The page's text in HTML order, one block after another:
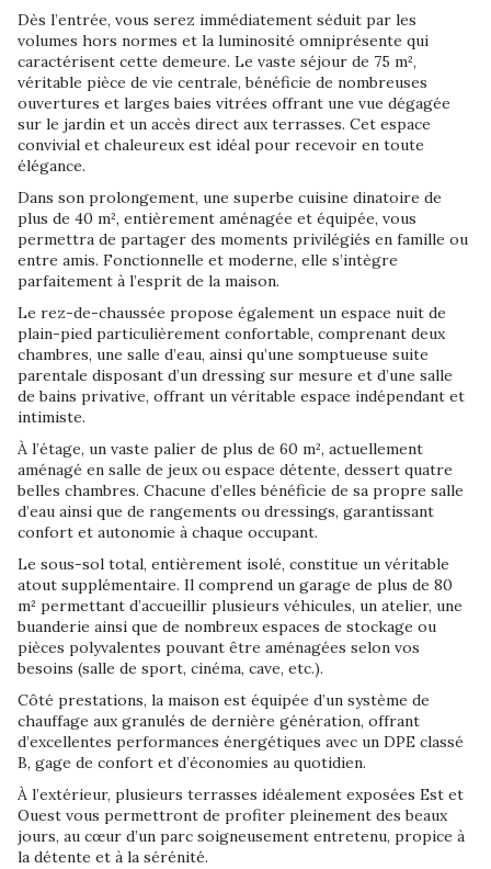
Dès l’entrée, vous serez immédiatement séduit par les
volumes hors normes et la luminosité omniprésente qui
caractérisent cette demeure. Le vaste séjour de 75 m²,
véritable pièce de vie centrale, bénéficie de nombreuses
ouvertures et larges baies vitrées offrant une vue dégagée
sur le jardin et un accès direct aux terrasses. Cet espace
convivial et chaleureux est idéal pour recevoir en toute
élégance.
Dans son prolongement, une superbe cuisine dinatoire de
plus de 40 m², entièrement aménagée et équipée, vous
permettra de partager des moments privilégiés en famille ou
entre amis. Fonctionnelle et moderne, elle s’intègre
parfaitement à l’esprit de la maison.
Le rez-de-chaussée propose également un espace nuit de
plain-pied particulièrement confortable, comprenant deux
chambres, une salle d’eau, ainsi qu’une somptueuse suite
parentale disposant d’un dressing sur mesure et d’une salle
de bains privative, offrant un véritable espace indépendant et
intimiste.
À l’étage, un vaste palier de plus de 60 m², actuellement
aménagé en salle de jeux ou espace détente, dessert quatre
belles chambres. Chacune d’elles bénéficie de sa propre salle
d’eau ainsi que de rangements ou dressings, garantissant
confort et autonomie à chaque occupant.
Le sous-sol total, entièrement isolé, constitue un véritable
atout supplémentaire. Il comprend un garage de plus de 80
m² permettant d’accueillir plusieurs véhicules, un atelier, une
buanderie ainsi que de nombreux espaces de stockage ou
pièces polyvalentes pouvant être aménagées selon vos
besoins (salle de sport, cinéma, cave, etc.).
Côté prestations, la maison est équipée d’un système de
chauffage aux granulés de dernière génération, offrant
d’excellentes performances énergétiques avec un DPE classé
B, gage de confort et d’économies au quotidien.
À l’extérieur, plusieurs terrasses idéalement exposées Est et
Ouest vous permettront de profiter pleinement des beaux
jours, au cœur d’un parc soigneusement entretenu, propice à
la détente et à la sérénité.